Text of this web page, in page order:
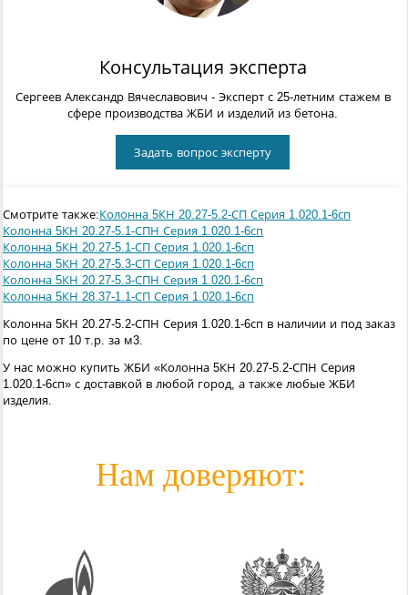
Консультация эксперта
Сергеев Александр Вячеславович - Эксперт с 25-летним стажем в
сфере производства ЖБИ и изделий из бетона.
Задать вопрос эксперту
Смотрите также:Колонна 5КН 20.27-5.2-СП Серия 1.020.1-6сп
Колонна 5КН 20.27-5.1-СПН Серия 1.020.1-6сп
Колонна 5КН 20.27-5.1-СП Серия 1.020.1-6сп
Колонна 5КН 20.27-5.3-СП Серия 1.020.1-6сп
Колонна 5КН 20.27-5.3-СПН Серия 1.020.1-6сп
Колонна 5КН 28.37-1.1-СП Серия 1.020.1-6сп
Колонна 5КН 20.27-5.2-СПН Серия 1.020.1-6сп в наличии и под заказ
по цене от 10 т.р. за м3.
У нас можно купить ЖБИ «Колонна 5КН 20.27-5.2-СПН Серия
1.020.1-6сп» с доставкой в любой город, а также любые ЖБИ
изделия.
Нам доверяют: